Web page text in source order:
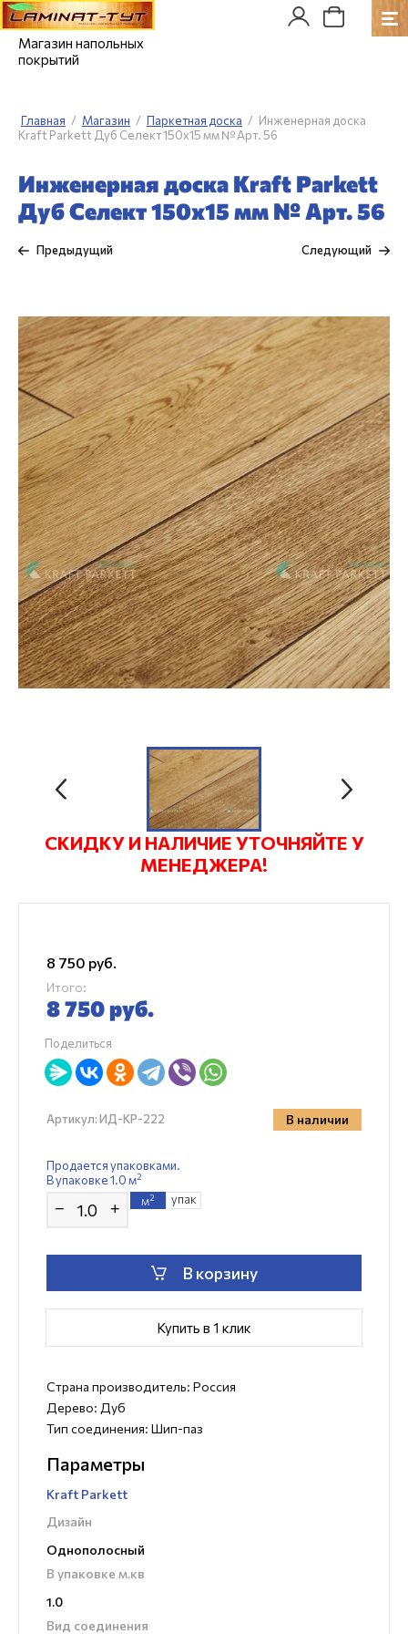
Магазин напольных
покрытий
Главная / Магазин / Паркетная доска / Инженерная доска
Kraft Parkett Дуб Селект 150х15 мм № Арт. 56
Инженерная доска Kraft Parkett
Дуб Селект 150х15 мм № Арт. 56
Предыдущий Следующий
СКИДКУ И НАЛИЧИЕ УТОЧНЯЙТЕ У
МЕНЕДЖЕРА!
8 750 руб.
Итого:
8 750руб.
Поделиться
Артикул:ИД-KP-222 В наличии
Продается упаковками.
В упаковке 1.0 м2
− + м2 упак
В корзину
Купить в 1 клик
Страна производитель: Россия
Дерево: Дуб
Тип соединения: Шип-паз
Параметры
Kraft Parkett
Дизайн
Однополосный
В упаковке м.кв
1.0
Вид соединения